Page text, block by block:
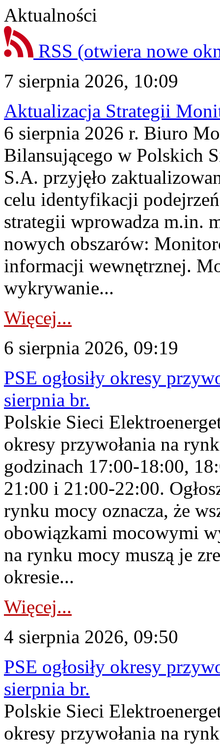
Aktualności
RSS (otwiera nowe
7 sierpnia 2026, 10:09
Aktualizacja Strategii
6 sierpnia 2026 r. Biuro
Bilansującego w Polskich
S.A. przyjęło
celu identyfikacji
strategii wprowadza m.in.
nowych obszarów:
informacji wewnętrznej.
wykrywanie...
Więcej...
6 sierpnia 2026, 09:19
PSE ogłosiły okresy
sierpnia br.
Polskie Sieci
okresy przywołania na
godzinach 17:00-18:00,
21:00 i 21:00-22:00.
rynku mocy oznacza, że
obowiązkami mocowymi
na rynku mocy muszą je
okresie...
Więcej...
4 sierpnia 2026, 09:50
PSE ogłosiły okresy
sierpnia br.
Polskie Sieci
okresy przywołania na